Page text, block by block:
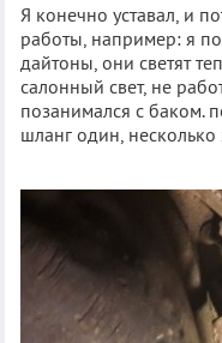
Я конечно уставал, и
работы, например: я
дайтоны, они светят
салонный свет, не
позанимался с баком.
шланг один, несколько